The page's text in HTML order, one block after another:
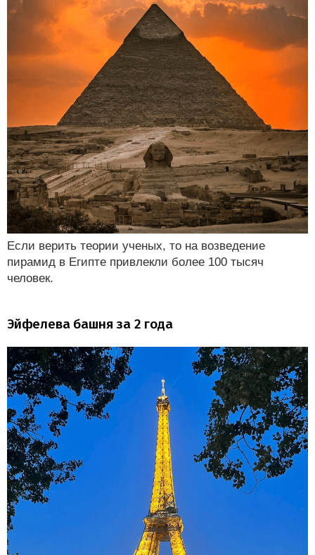
Если верить теории ученых, то на возведение
пирамид в Египте привлекли более 100 тысяч
человек.
Эйфелева башня за 2 года